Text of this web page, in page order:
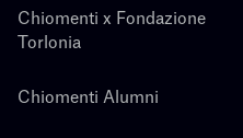
Chiomenti x Fondazione
Torlonia
Chiomenti Alumni